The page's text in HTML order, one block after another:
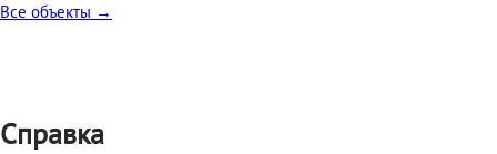
Все объекты →
Справка